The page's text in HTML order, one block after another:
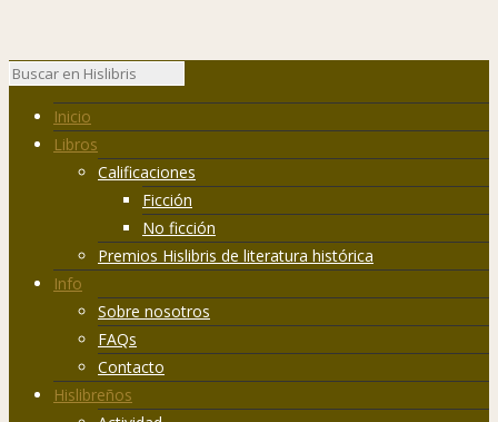
Inicio
Libros
Calificaciones
Ficción
No ficción
Premios Hislibris de literatura histórica
Info
Sobre nosotros
FAQs
Contacto
Hislibreños